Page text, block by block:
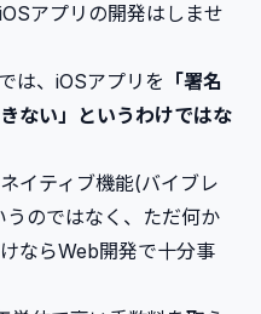
アプリの開発はしませ
は、iOSアプリを 「署名
ない」というわけではな
イティブ機能(バイブレ
のではなく、ただ何か
ならWeb開発で十分事